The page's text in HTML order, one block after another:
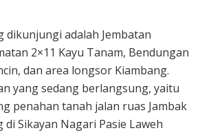
dikunjungi adalah Jembatan
2×11 Kayu Tanam, Bendungan
dan area longsor Kiambang.
yang sedang berlangsung, yaitu
penahan tanah jalan ruas Jambak
Sikayan Nagari Pasie Laweh